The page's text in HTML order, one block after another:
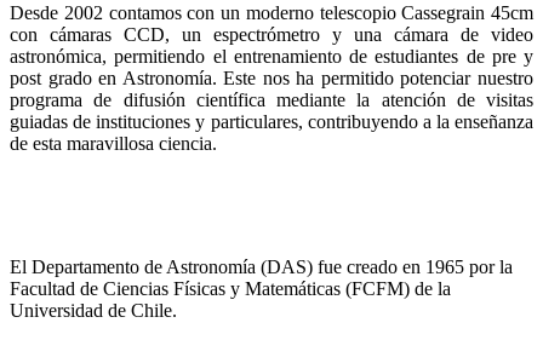
Desde 2002 contamos con un moderno telescopio Cassegrain 45cm
con cámaras CCD, un espectrómetro y una cámara de video
astronómica, permitiendo el entrenamiento de estudiantes de pre y
post grado en Astronomía. Este nos ha permitido potenciar nuestro
programa de difusión científica mediante la atención de visitas
guiadas de instituciones y particulares, contribuyendo a la enseñanza
de esta maravillosa ciencia.
El Departamento de Astronomía (DAS) fue creado en 1965 por la
Facultad de Ciencias Físicas y Matemáticas (FCFM) de la
Universidad de Chile.